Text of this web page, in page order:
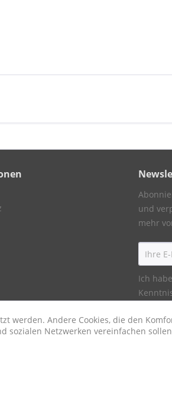
und
mehr
Ich
werden. Andere Cookies, die den
sozialen Netzwerken vereinfachen